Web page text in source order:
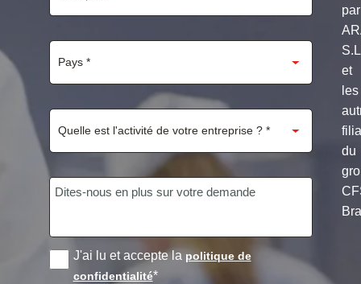
par
et
les
du
J'ai lu et accepte la politique de
confidentialité*